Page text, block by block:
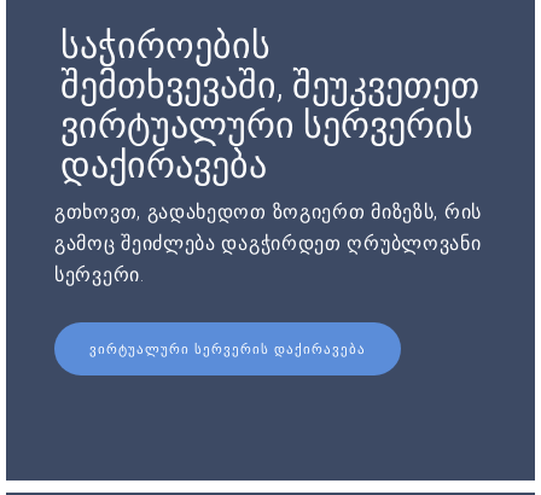
საჭიროების
შემთხვევაში, შეუკვეთეთ
ვირტუალური სერვერის
დაქირავება
გთხოვთ, გადახედოთ ზოგიერთ მიზეზს, რის
გამოც შეიძლება დაგჭირდეთ ღრუბლოვანი
სერვერი.
ᲕᲘᲠᲢᲣᲐᲚᲣᲠᲘ ᲡᲔᲠᲕᲔᲠᲘᲡ ᲓᲐᲥᲘᲠᲐᲕᲔᲑᲐ